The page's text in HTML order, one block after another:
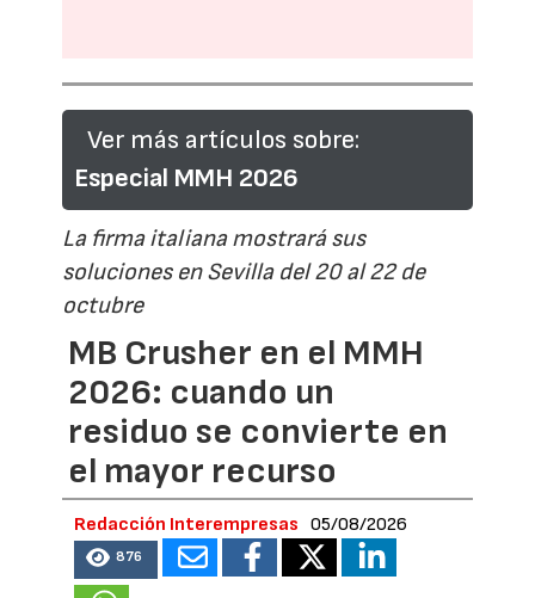
Ver más artículos sobre:
Especial MMH 2026
La firma italiana mostrará sus
soluciones en Sevilla del 20 al 22 de
octubre
MB Crusher en el MMH
2026: cuando un
residuo se convierte en
el mayor recurso
Redacción Interempresas 05/08/2026
876